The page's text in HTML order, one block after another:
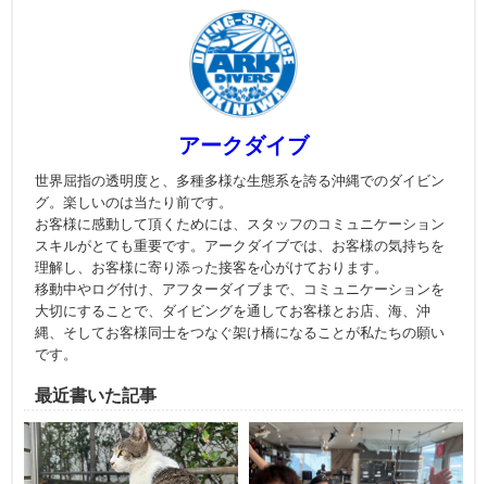
アークダイブ
世界屈指の透明度と、多種多様な生態系を誇る沖縄でのダイビン
グ。楽しいのは当たり前です。
お客様に感動して頂くためには、スタッフのコミュニケーション
スキルがとても重要です。アークダイブでは、お客様の気持ちを
理解し、お客様に寄り添った接客を心がけております。
移動中やログ付け、アフターダイブまで、コミュニケーションを
大切にすることで、ダイビングを通してお客様とお店、海、沖
縄、そしてお客様同士をつなぐ架け橋になることが私たちの願い
です。
最近書いた記事